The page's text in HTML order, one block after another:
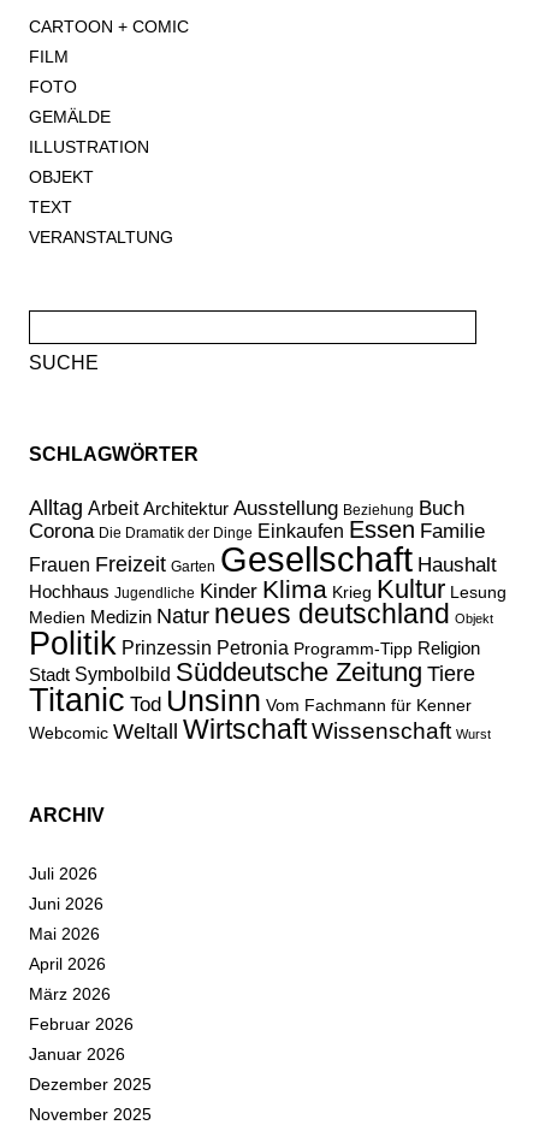
CARTOON + COMIC
FILM
FOTO
GEMÄLDE
ILLUSTRATION
OBJEKT
TEXT
VERANSTALTUNG
nach:
SCHLAGWÖRTER
Alltag Arbeit Architektur Ausstellung Beziehung Buch
Corona Die Dramatik der Dinge Einkaufen Essen Familie
Frauen Freizeit Garten Gesellschaft Haushalt
Hochhaus Jugendliche Kinder Klima Krieg Kultur Lesung
Medien Medizin Natur neues deutschland Objekt
Politik Prinzessin Petronia Programm-Tipp Religion
Stadt Symbolbild Süddeutsche Zeitung Tiere
Titanic Tod Unsinn Vom Fachmann für Kenner
Webcomic Weltall WirtschaftWissenschaft Wurst
ARCHIV
Juli 2026
Juni 2026
Mai 2026
April 2026
März 2026
Februar 2026
Januar 2026
Dezember 2025
November 2025